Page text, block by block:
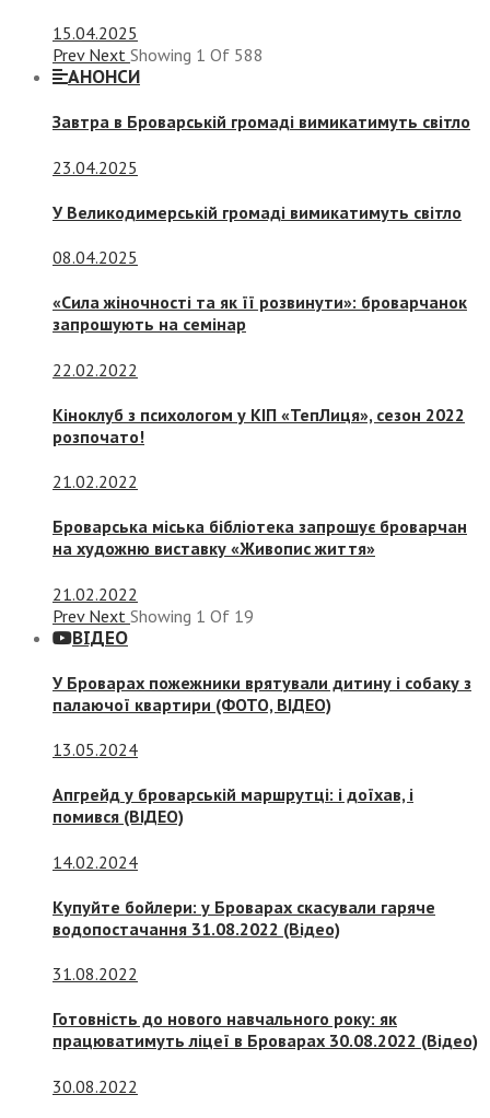
15.04.2025
Prev Next Showing 1 Of 588
АНОНСИ
Завтра в Броварській громаді вимикатимуть світло
23.04.2025
У Великодимерській громаді вимикатимуть світло
08.04.2025
«Сила жіночності та як її розвинути»: броварчанок
запрошують на семінар
22.02.2022
Кіноклуб з психологом у КІП «ТепЛиця», сезон 2022
розпочато!
21.02.2022
Броварська міська бібліотека запрошує броварчан
на художню виставку «Живопис життя»
21.02.2022
Prev Next Showing 1 Of 19
ВІДЕО
У Броварах пожежники врятували дитину і собаку з
палаючої квартири (ФОТО, ВІДЕО)
13.05.2024
Апгрейд у броварській маршрутці: і доїхав, і
помився (ВІДЕО)
14.02.2024
Купуйте бойлери: у Броварах скасували гаряче
водопостачання 31.08.2022 (Відео)
31.08.2022
Готовність до нового навчального року: як
працюватимуть ліцеї в Броварах 30.08.2022 (Відео)
30.08.2022